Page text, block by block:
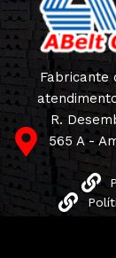
Fabricante
R.
565 A -